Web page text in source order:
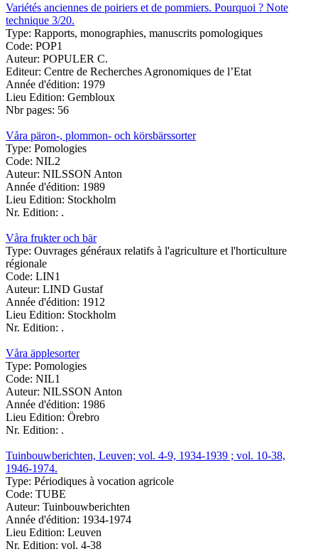
Variétés anciennes de poiriers et de pommiers. Pourquoi ? Note
technique 3/20.
Type: Rapports, monographies, manuscrits pomologiques
Code: POP1
Auteur: POPULER C.
Editeur: Centre de Recherches Agronomiques de l’Etat
Année d'édition: 1979
Lieu Edition: Gembloux
Nbr pages: 56
Våra päron-, plommon- och körsbärssorter
Type: Pomologies
Code: NIL2
Auteur: NILSSON Anton
Année d'édition: 1989
Lieu Edition: Stockholm
Nr. Edition: .
Våra frukter och bär
Type: Ouvrages généraux relatifs à l'agriculture et l'horticulture
régionale
Code: LIN1
Auteur: LIND Gustaf
Année d'édition: 1912
Lieu Edition: Stockholm
Nr. Edition: .
Våra äpplesorter
Type: Pomologies
Code: NIL1
Auteur: NILSSON Anton
Année d'édition: 1986
Lieu Edition: Örebro
Nr. Edition: .
Tuinbouwberichten, Leuven; vol. 4-9, 1934-1939 ; vol. 10-38,
1946-1974.
Type: Périodiques à vocation agricole
Code: TUBE
Auteur: Tuinbouwberichten
Année d'édition: 1934-1974
Lieu Edition: Leuven
Nr. Edition: vol. 4-38